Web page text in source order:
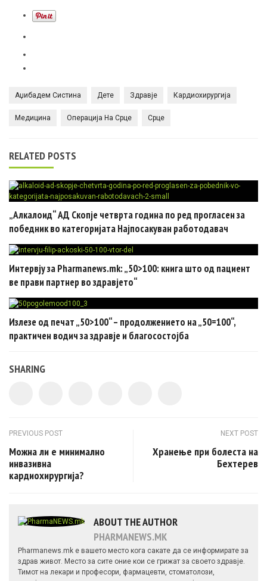
Аџибадем Систина Дете Здравје Кардиохирургија
Медицина Операција На Срце Срце
RELATED POSTS
„Алкалоид“ АД Скопје четврта година по ред прогласен за
победник во категоријата Најпосакуван работодавач
Интервју за Pharmanews.mk: „50>100: книга што од пациент
ве прави партнер во здравјето“
Излезе од печат „50>100“ – продолжението на „50=100“,
практичен водич за здравје и благосостојба
SHARING
Post navigation
PREVIOUS POST
Можна ли е минимално
инвазивна
кардиохирургија?
NEXT POST
Хранење при болеста на
Бехтерев
ABOUT THE AUTHOR
PHARMANEWS.MK
Pharmanews.mk е вашето место кога сакате да се информирате за
здрав живот. Место за сите оние кои се грижат за своето здравје.
Тимот на лекари и професори, фармацевти, стоматолози,